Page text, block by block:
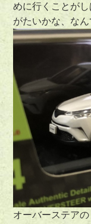
めに行くことが
がたいかな、なん
オーバーステア